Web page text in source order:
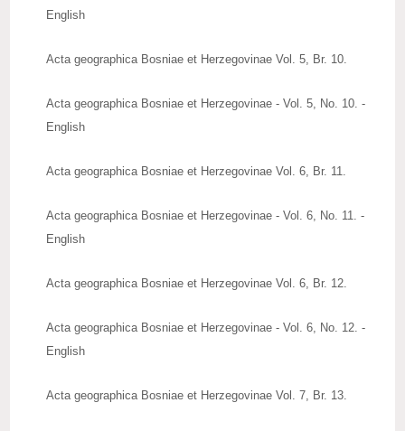
English
Acta geographica Bosniae et Herzegovinae Vol. 5, Br. 10.
Acta geographica Bosniae et Herzegovinae - Vol. 5, No. 10. -
English
Acta geographica Bosniae et Herzegovinae Vol. 6, Br. 11.
Acta geographica Bosniae et Herzegovinae - Vol. 6, No. 11. -
English
Acta geographica Bosniae et Herzegovinae Vol. 6, Br. 12.
Acta geographica Bosniae et Herzegovinae - Vol. 6, No. 12. -
English
Acta geographica Bosniae et Herzegovinae Vol. 7, Br. 13.